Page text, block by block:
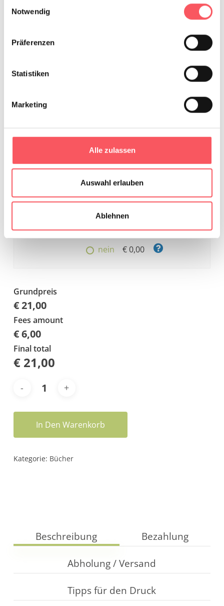
Notwendig
Präferenzen
Statistiken
Marketing
Alle zulassen
Auswahl erlauben
Ablehnen
Upload
Datei
Weitere Datei Hochladen
Was ich
ja (empfohlen)
nein € 0,00
Grundpreis
€ 21,00
Fees amount
€ 6,00
Final total
€21,00
In Den Warenkorb
Kategorie: Bücher
Beschreibung
Bezahlung
Abholung / Versand
Tipps für den Druck